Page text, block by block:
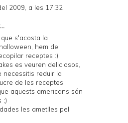
2009, a les 17:32
s'acosta la
hem de
receptes :)
es veuren deliciosos,
necessitis reduir la
de les receptes
aquests americans són
;)
les ametlles pel